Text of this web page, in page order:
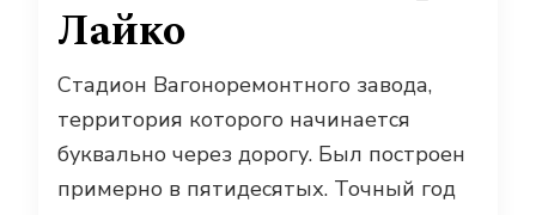
Лайко
Стадион Вагоноремонтного завода,
территория которого начинается
буквально через дорогу. Был построен
примерно в пятидесятых. Точный год